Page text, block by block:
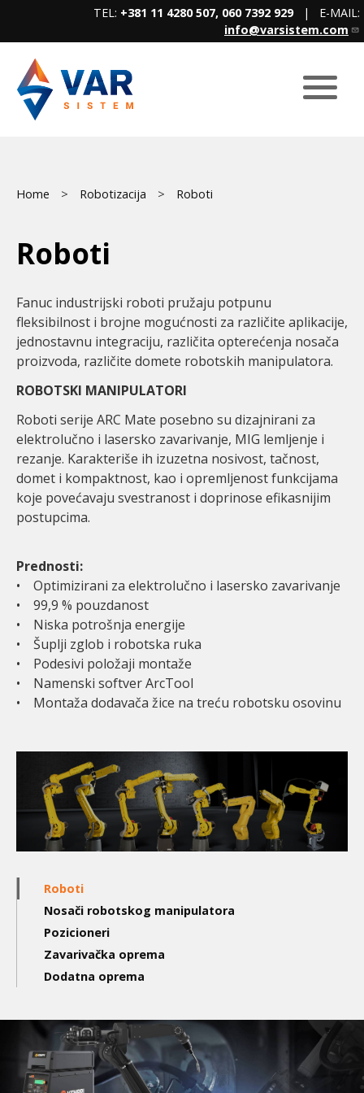
content
TEL: +381 11 4280 507, 060 7392 929| E-MAIL:
info@varsistem.com
Breadcrumb
Home Robotizacija Roboti
Roboti
Fanuc industrijski roboti pružaju potpunu
fleksibilnost i brojne mogućnosti za različite aplikacije,
jednostavnu integraciju, različita opterećenja nosača
proizvoda, različite domete robotskih manipulatora.
ROBOTSKI MANIPULATORI
Roboti serije ARC Mate posebno su dizajnirani za
elektrolučno i lasersko zavarivanje, MIG lemljenje i
rezanje. Karakteriše ih izuzetna nosivost, tačnost,
domet i kompaktnost, kao i opremljenost funkcijama
koje povećavaju svestranost i doprinose efikasnijim
postupcima.
Prednosti:
• Optimizirani za elektrolučno i lasersko zavarivanje
• 99,9 % pouzdanost
• Niska potrošnja energije
• Šuplji zglob i robotska ruka
• Podesivi položaji montaže
• Namenski softver ArcTool
• Montaža dodavača žice na treću robotsku osovinu
Main
navigation
2nd
level
Roboti
Nosači robotskog manipulatora
Pozicioneri
Zavarivačka oprema
Dodatna oprema